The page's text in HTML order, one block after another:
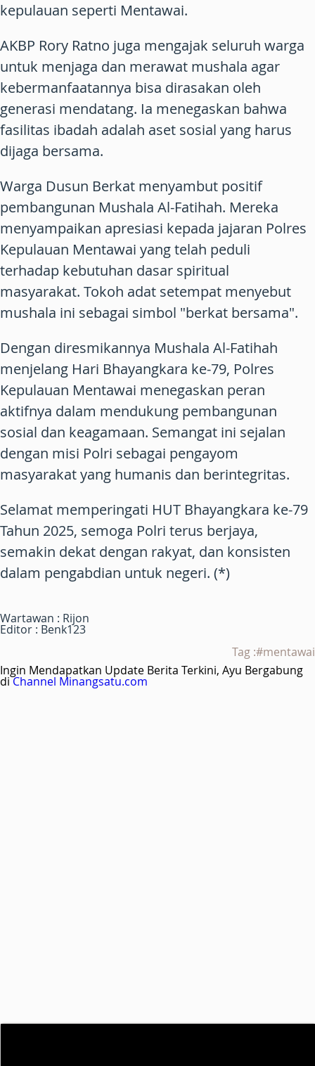
kepulauan seperti Mentawai.
AKBP Rory Ratno juga mengajak seluruh warga
untuk menjaga dan merawat mushala agar
kebermanfaatannya bisa dirasakan oleh
generasi mendatang. Ia menegaskan bahwa
fasilitas ibadah adalah aset sosial yang harus
dijaga bersama.
Warga Dusun Berkat menyambut positif
pembangunan Mushala Al-Fatihah. Mereka
menyampaikan apresiasi kepada jajaran Polres
Kepulauan Mentawai yang telah peduli
terhadap kebutuhan dasar spiritual
masyarakat. Tokoh adat setempat menyebut
mushala ini sebagai simbol "berkat bersama".
Dengan diresmikannya Mushala Al-Fatihah
menjelang Hari Bhayangkara ke-79, Polres
Kepulauan Mentawai menegaskan peran
aktifnya dalam mendukung pembangunan
sosial dan keagamaan. Semangat ini sejalan
dengan misi Polri sebagai pengayom
masyarakat yang humanis dan berintegritas.
Selamat memperingati HUT Bhayangkara ke-79
Tahun 2025, semoga Polri terus berjaya,
semakin dekat dengan rakyat, dan konsisten
dalam pengabdian untuk negeri. (*)
Wartawan : Rijon
Editor : Benk123
Tag :#mentawai
Ingin Mendapatkan Update Berita Terkini, Ayu Bergabung
diChannel Minangsatu.com